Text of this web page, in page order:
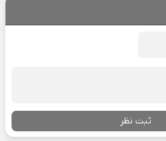
ثبت نظر